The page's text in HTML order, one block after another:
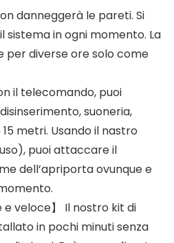
danneggerà le pareti. Si
sistema in ogni momento. La
per diverse ore solo come
il telecomando, puoi
suoneria,
metri. Usando il nastro
puoi attaccare il
dell’apriporta ovunque e
e veloce】 Il nostro kit di
in pochi minuti senza